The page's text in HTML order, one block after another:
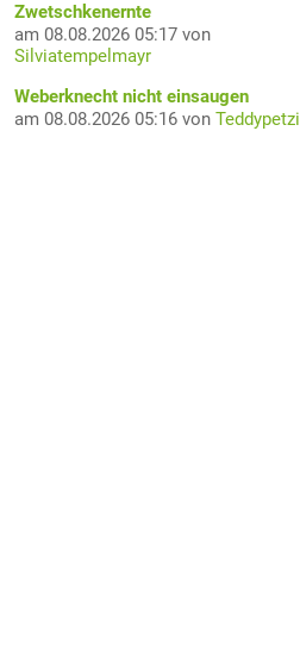
Zwetschkenernte
am 08.08.2026 05:17 von
Silviatempelmayr
Weberknecht nicht einsaugen
am 08.08.2026 05:16 von Teddypetzi